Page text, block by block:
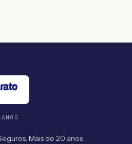
Mais de 20 anos